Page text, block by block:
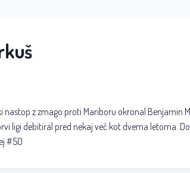
z zmago proti Mariboru okronal Benjamin
ligi debitiral pred nekaj več kot dvema letoma.
#50